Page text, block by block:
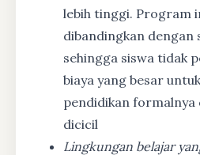
lebih tinggi. Program
dibandingkan dengan
sehingga siswa tidak
biaya yang besar
pendidikan formalnya
dicicil
Lingkungan belajar